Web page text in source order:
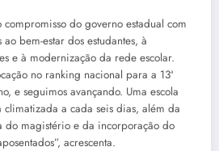
do governo estadual com
bem-estar dos estudantes, à
e à modernização da rede escolar.
no ranking nacional para a 13ª
e seguimos avançando. Uma escola
a cada seis dias, além da
do magistério e da incorporação do
acrescenta.